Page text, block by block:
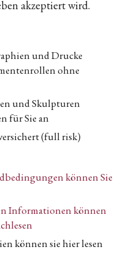
akzeptiert wird.
und Drucke
ohne
und Skulpturen
für Sie an
(full risk)
können Sie
Informationen können
können sie hier lesen